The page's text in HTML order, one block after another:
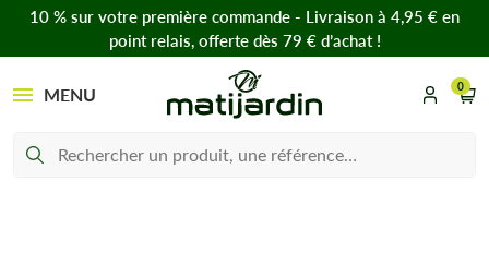
10 % sur votre première commande - Livraison à 4,95 € en
point relais, offerte dès 79 € d’achat !
MENU 0